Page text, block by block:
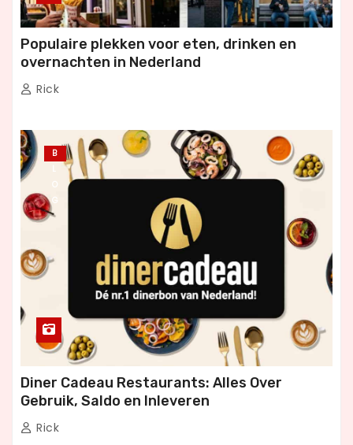
Populaire plekken voor eten, drinken en
overnachten in Nederland
Rick
B
L
O
G
Diner Cadeau Restaurants: Alles Over
Gebruik, Saldo en Inleveren
Rick